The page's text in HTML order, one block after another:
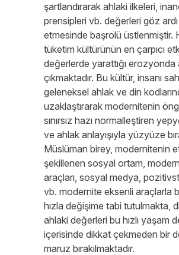
şartlandırarak ahlaki ilkeleri,
prensipleri vb. değerleri göz ardı
etmesinde başrolü üstlenmiştir.
tüketim kültürünün en çarpıcı
değerlerde yarattığı erozyonda
çıkmaktadır. Bu kültür, insanı
geleneksel ahlak ve din
uzaklaştırarak modernitenin
sınırsız hazı normalleştiren
ve ahlak anlayışıyla yüzyüze
Müslüman birey, modernitenin
şekillenen sosyal ortam,
araçları, sosyal medya,
vb. modernite eksenli araçlarla
hızla değişime tabi tutulmakta,
ahlaki değerleri bu hızlı yaşam
içerisinde dikkat çekmeden bir
maruz bırakılmaktadır.